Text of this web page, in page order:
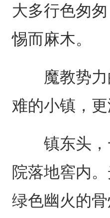
大多行色匆
惕而麻木。
魔教势力
难的小镇，
镇东头，一
院落地窖内
绿色幽火的